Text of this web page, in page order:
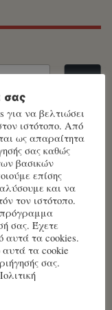
Ακολουθείστε με …
Facebook Google
σας
για να βελτιώσει
ιστότοπο. Από
ως απαραίτητα
σας καθώς
βασικών
επίσης
και να
τον ιστότοπο.
πρόγραμμα
σας. Έχετε
αυτά τα cookies.
τα cookie
σας.